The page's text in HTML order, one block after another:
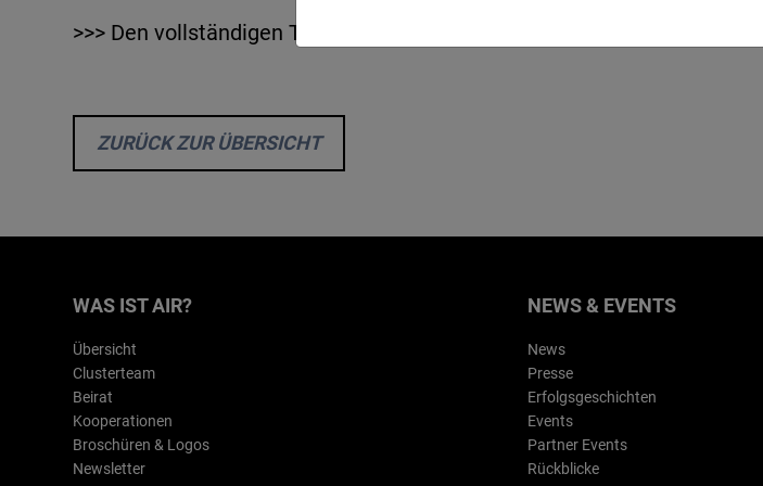
>>> Den vollständigen TV-Beitrag zum Jubiläum gibt es hier zu sehen:
ZURÜCK ZUR ÜBERSICHT
WAS IST AIR?
Übersicht
Clusterteam
Beirat
Kooperationen
Broschüren & Logos
Newsletter
NEWS & EVENTS
News
Presse
Erfolgsgeschichten
Events
Partner Events
Rückblicke